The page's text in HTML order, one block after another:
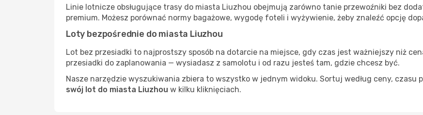
Linie lotnicze obsługujące trasy do miasta Liuzhou obejmują zarówno tanie przewoźniki bez
premium. Możesz porównać normy bagażowe, wygodę foteli i wyżywienie, żeby znaleźć opcję
Loty bezpośrednie do miasta Liuzhou
Lot bez przesiadki to najprostszy sposób na dotarcie na miejsce, gdy czas jest ważniejszy niż
przesiadki do zaplanowania — wysiadasz z samolotu i od razu jesteś tam, gdzie chcesz być.
Nasze narzędzie wyszukiwania zbiera to wszystko w jednym widoku. Sortuj według ceny, czasu
swój lot do miasta Liuzhou w kilku kliknięciach.